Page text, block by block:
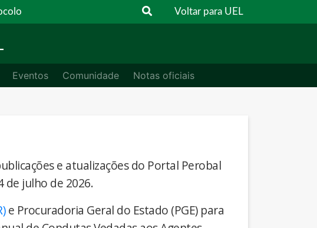
Voltar para UEL
Eventos Comunidade Notas oficiais
e atualizações do Portal Perobal
de julho de 2026.
e Procuradoria Geral do Estado (PGE) para